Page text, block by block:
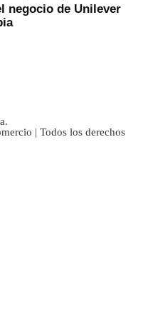
negocio de Unilever
| Todos los derechos